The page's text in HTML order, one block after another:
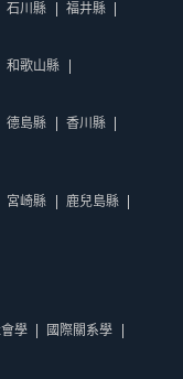
石川縣 福井縣
和歌山縣
德島縣
香川縣
宮崎縣
鹿兒島縣
學 國際關系學